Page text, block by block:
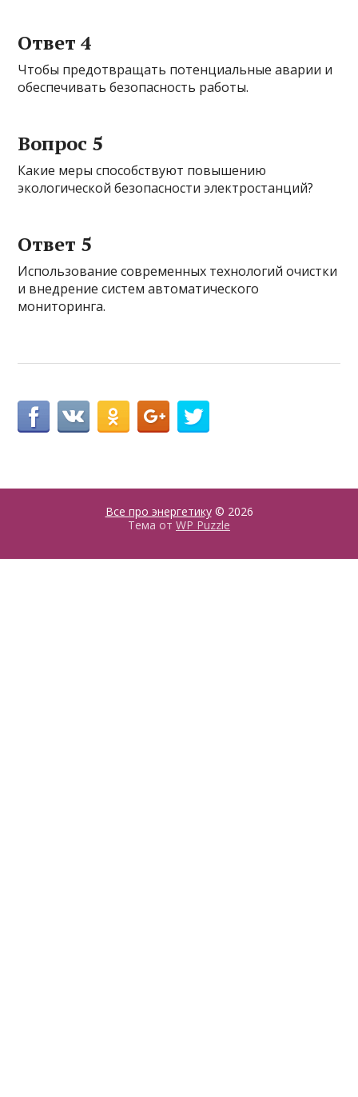
Ответ 4
Чтобы предотвращать потенциальные аварии и
обеспечивать безопасность работы.
Вопрос 5
Какие меры способствуют повышению
экологической безопасности электростанций?
Ответ 5
Использование современных технологий очистки
и внедрение систем автоматического
мониторинга.
Все про энергетику© 2026
Тема от WP Puzzle